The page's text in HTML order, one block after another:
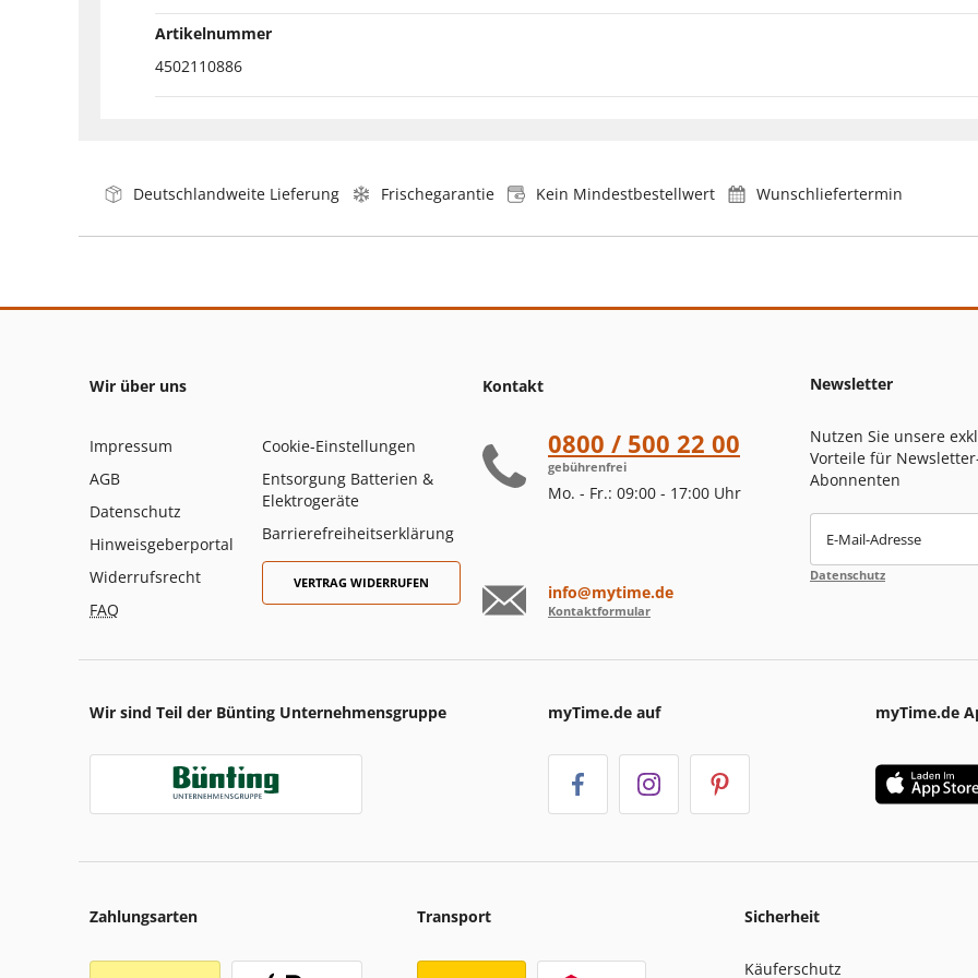
Artikelnummer
4502110886
Deutschlandweite Lieferung Frischegarantie Kein Mindestbestellwert Wunschliefertermin
Wir über uns
Impressum
AGB
Datenschutz
Hinweisgeberportal
Widerrufsrecht
FAQ
Cookie-Einstellungen
Entsorgung Batterien &
Elektrogeräte
Barrierefreiheitserklärung
VERTRAG WIDERRUFEN
Kontakt
0800 / 500 22 00
gebührenfrei
Mo. - Fr.: 09:00 - 17:00 Uhr
info@mytime.de
Kontaktformular
Newsletter
Nutzen Sie unsere
Vorteile für
Abonnenten
E-Mail-Adresse
Datenschutz
Wir sind Teil der Bünting Unternehmensgruppe myTime.de auf myTime.de
Zahlungsarten Transport Sicherheit
Käuferschutz